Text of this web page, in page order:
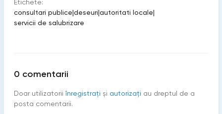
Etichete:
consultari publice|deseuri|autoritati locale|
servicii de salubrizare
0 comentarii
Doar utilizatorii înregistraţi şi autorizați au dreptul de a
posta comentarii.